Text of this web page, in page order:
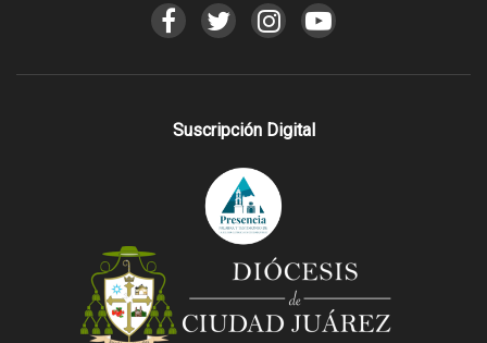
Suscripción Digital